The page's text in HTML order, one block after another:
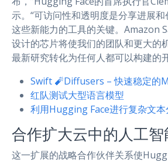
示。“可访问性和透明度是分享进展
这些新能力的工具的关键。Amazon
设计的芯片将使我们的团队和更大的
最新研究转化为任何人都可以构建的
Swift 🧨Diffusers – 快速稳定的
红队测试大型语言模型
利用Hugging Face进行复杂文本
合作扩大云中的人工
这一扩展的战略合作伙伴关系使